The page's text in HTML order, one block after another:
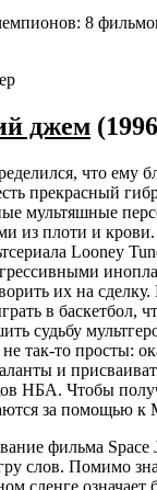
джем
что
прекрасный
мультяшные
из плоти и
Looney
их на
в баскетбол,
судьбу
так-то просты:
и
НБА. Чтобы
за помощью к
фильма Space
слов. Помимо
сленге означает